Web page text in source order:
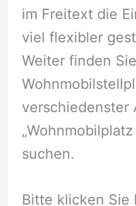
im Freitext die
viel flexibler
Weiter finden
verschiedenster
suchen.
Bitte klicken Sie